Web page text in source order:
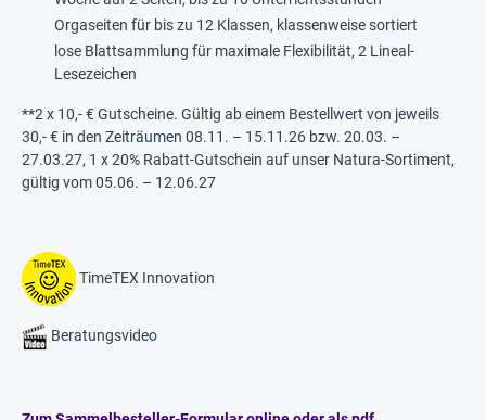
Orgaseiten für bis zu 12 Klassen, klassenweise sortiert
lose Blattsammlung für maximale Flexibilität, 2 Lineal-
Lesezeichen
**2 x 10,- € Gutscheine. Gültig ab einem Bestellwert von jeweils
30,- € in den Zeiträumen 08.11. – 15.11.26 bzw. 20.03. –
27.03.27, 1 x 20% Rabatt-Gutschein auf unser Natura-Sortiment,
gültig vom 05.06. – 12.06.27
TimeTEX Innovation
Beratungsvideo